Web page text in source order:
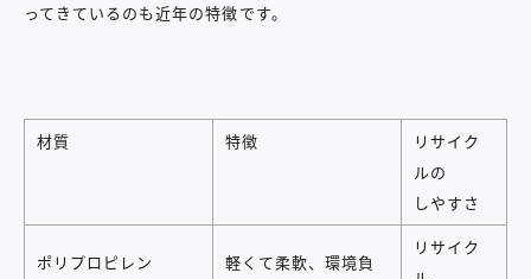
ってきているのも近年の特徴です。
材質 特徴
リサイク
ルの
しやすさ
ポリプロピレン
軽くて柔軟、環境負
リサイク